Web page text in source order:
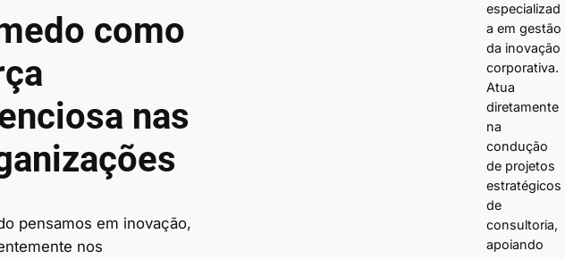
como
nas
pensamos em inovação,
nos
especializad
a em gestão
da inovação
corporativa.
Atua
diretamente
na
condução
de projetos
estratégicos
de
consultoria,
apoiando